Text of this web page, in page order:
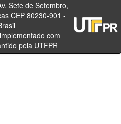
Setembro,
CEP 80230-901 -
PR - Brasil
com
pela UTFPR